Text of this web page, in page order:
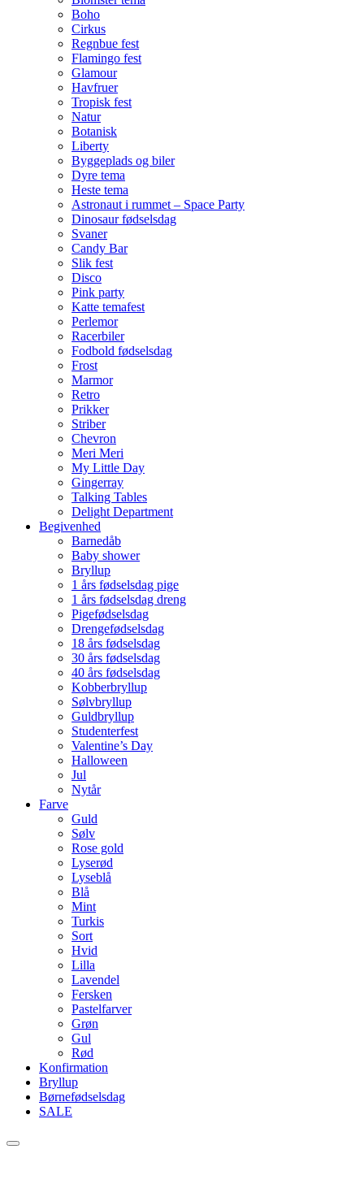
Boho
Cirkus
Regnbue fest
Flamingo fest
Glamour
Havfruer
Tropisk fest
Natur
Botanisk
Liberty
Byggeplads og biler
Dyre tema
Heste tema
Astronaut i rummet – Space Party
Dinosaur fødselsdag
Svaner
Candy Bar
Slik fest
Disco
Pink party
Katte temafest
Perlemor
Racerbiler
Fodbold fødselsdag
Frost
Marmor
Retro
Prikker
Striber
Chevron
Meri Meri
My Little Day
Gingerray
Talking Tables
Delight Department
Begivenhed
Barnedåb
Baby shower
Bryllup
1 års fødselsdag pige
1 års fødselsdag dreng
Pigefødselsdag
Drengefødselsdag
18 års fødselsdag
30 års fødselsdag
40 års fødselsdag
Kobberbryllup
Sølvbryllup
Guldbryllup
Studenterfest
Valentine’s Day
Halloween
Jul
Nytår
Farve
Guld
Sølv
Rose gold
Lyserød
Lyseblå
Blå
Mint
Turkis
Sort
Hvid
Lilla
Lavendel
Fersken
Pastelfarver
Grøn
Gul
Rød
Konfirmation
Bryllup
Børnefødselsdag
SALE